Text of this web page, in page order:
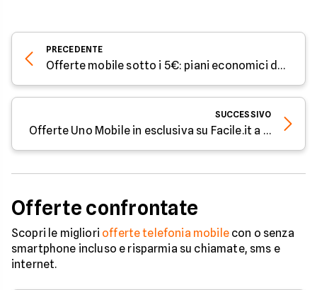
PRECEDENTE
Offerte mobile sotto i 5€: piani economici di giugno 2026
SUCCESSIVO
Offerte Uno Mobile in esclusiva su Facile.it a giugno 2026
Offerte confrontate
Scopri le migliori offerte telefonia mobilecon o senza
smartphone incluso e risparmia su chiamate, sms e
internet.